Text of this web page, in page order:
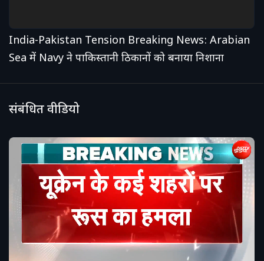
India-Pakistan Tension Breaking News: Arabian
Sea में Navy ने पाकिस्तानी ठिकानों को बनाया निशाना
संबंधित वीडियो